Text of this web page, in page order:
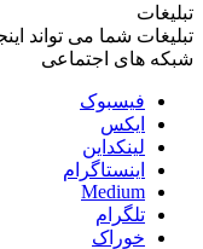
تبلیغات
تبلیغات شما می تواند
شبکه های اجتماعی
فیسبوک
ایکس
لینکداین
اینستاگرام
Medium
تلگرام
خوراک